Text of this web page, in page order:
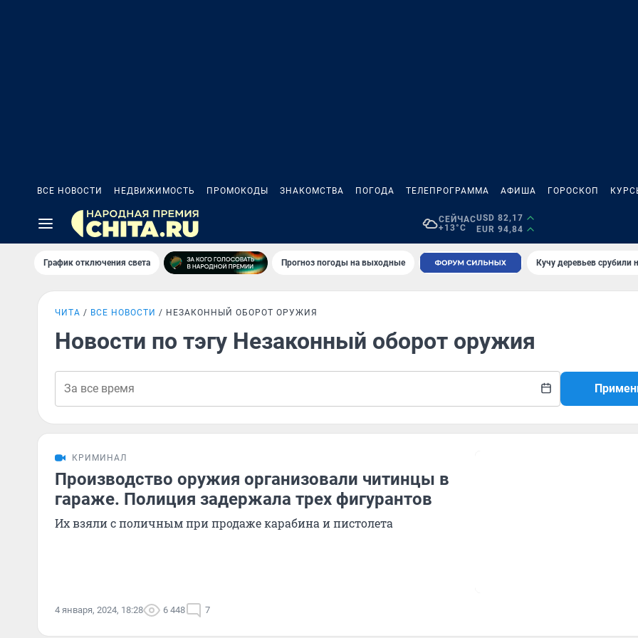
ВСЕ НОВОСТИ НЕДВИЖИМОСТЬ ПРОМОКОДЫ ЗНАКОМСТВА ПОГОДА ТЕЛЕПРОГРАММА АФИША ГОРОСКОП
СЕЙЧАС
+13°C
USD 82,17
EUR 94,84
График отключения света Прогноз погоды на выходные Кучу деревьев срубили
ЧИТА ВСЕ НОВОСТИ НЕЗАКОННЫЙ ОБОРОТ ОРУЖИЯ
Новости по тэгу Незаконный оборот оружия
КРИМИНАЛ
Производство оружия организовали читинцы в
гараже. Полиция задержала трех фигурантов
Их взяли с поличным при продаже карабина и пистолета
4 января, 2024, 18:28 6 448 7